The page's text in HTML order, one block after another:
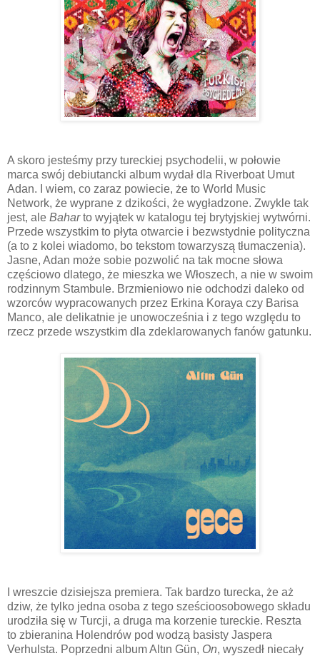
A skoro jesteśmy przy tureckiej psychodelii, w połowie
marca swój debiutancki album wydał dla Riverboat Umut
Adan. I wiem, co zaraz powiecie, że to World Music
Network, że wyprane z dzikości, że wygładzone. Zwykle tak
jest, ale Baharto wyjątek w katalogu tej brytyjskiej wytwórni.
Przede wszystkim to płyta otwarcie i bezwstydnie polityczna
(a to z kolei wiadomo, bo tekstom towarzyszą tłumaczenia).
Jasne, Adan może sobie pozwolić na tak mocne słowa
częściowo dlatego, że mieszka we Włoszech, a nie w swoim
rodzinnym Stambule. Brzmieniowo nie odchodzi daleko od
wzorców wypracowanych przez Erkina Koraya czy Barisa
Manco, ale delikatnie je unowocześnia i z tego względu to
rzecz przede wszystkim dla zdeklarowanych fanów gatunku.
I wreszcie dzisiejsza premiera. Tak bardzo turecka, że aż
dziw, że tylko jedna osoba z tego sześcioosobowego składu
urodziła się w Turcji, a druga ma korzenie tureckie. Reszta
to zbieranina Holendrów pod wodzą basisty Jaspera
Verhulsta. Poprzedni album Altın Gün, On, wyszedł niecały